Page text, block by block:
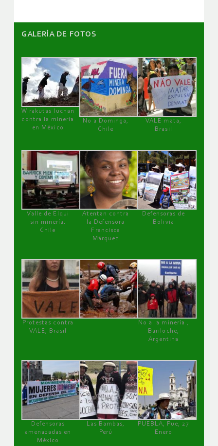
GALERÌA DE FOTOS
Wirakutas luchan
contra la minería
en México
No a Dominga,
Chile
VALE mata,
Brasil
Valle de Elqui
sin minería.
Chile
Atentan contra
la Defensora
Francisca
Márquez
Defensoras de
Bolivia
Protestas contra
VALE, Brasil
No a la minería ,
Bariloche,
Argentina
Defensoras
amenazadas en
México
Las Bambas,
Perú
PUEBLA, Pue, 27
Enero